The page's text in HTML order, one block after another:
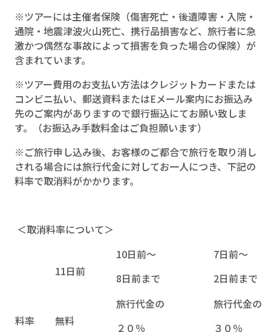
※ツアーには主催者保険（傷害死亡・後遺障害・入院・
通院・地震津波火山死亡、携行品損害など、旅行者に急
激かつ偶然な事故によって損害を負った場合の保険）が
含まれています。
※ツアー費用のお支払い方法はクレジットカードまたは
コンビニ払い、郵送資料またはEメール案内にお振込み
先のご案内がありますので銀行振込にてお願い致しま
す。（お振込み手数料金はご負担願います）
※ご旅行申し込み後、お客様のご都合で旅行を取り消し
される場合には旅行代金に対してお一人につき、下記の
料率で取消料がかかります。
＜取消料率について＞
11日前
10日前～
8日前まで
7日前～
2日前まで
料率 無料
旅行代金の
２０％
旅行代金の
３０％